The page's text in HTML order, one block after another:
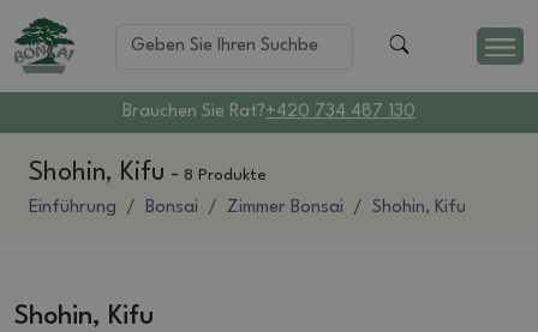
Brauchen Sie Rat?+420 734 487 130
Shohin, Kifu - 8 Produkte
Einführung Bonsai Zimmer Bonsai Shohin, Kifu
Shohin, Kifu